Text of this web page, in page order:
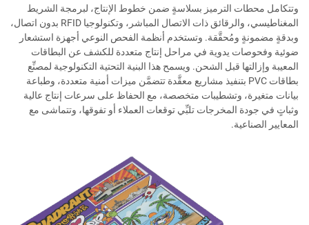
وتتكامل محطات الترميز بسلاسةٍ ضمن خطوط الإنتاج، لبرمجة الشريط
المغناطيسي، والرقائق ذات الاتصال المباشر، وتكنولوجيا RFID بدون اتصال،
وبدقةٍ مضمونةٍ ومُحقَّقة. وتستخدم أنظمة الفحص النوعي أجهزة استشعار
ضوئية وفحوصات يدوية في مراحل إنتاج متعددة للكشف عن البطاقات
المعيبة وإزالتها قبل الشحن. ويسمح هذا البنية التحتية التكنولوجية لمصنِّع
بطاقات PVC بتنفيذ مشاريع معقَّدة تتضمَّن ميزات أمنية متعددة، وطباعة
بيانات متغيرة، وتشطيبات متخصصة، مع الحفاظ على سرعات إنتاج عالية
وثباتٍ في جودة المخرجات تلبِّي توقعات العملاء أو تفوقها، وتتماشى مع
المعايير الصناعية.